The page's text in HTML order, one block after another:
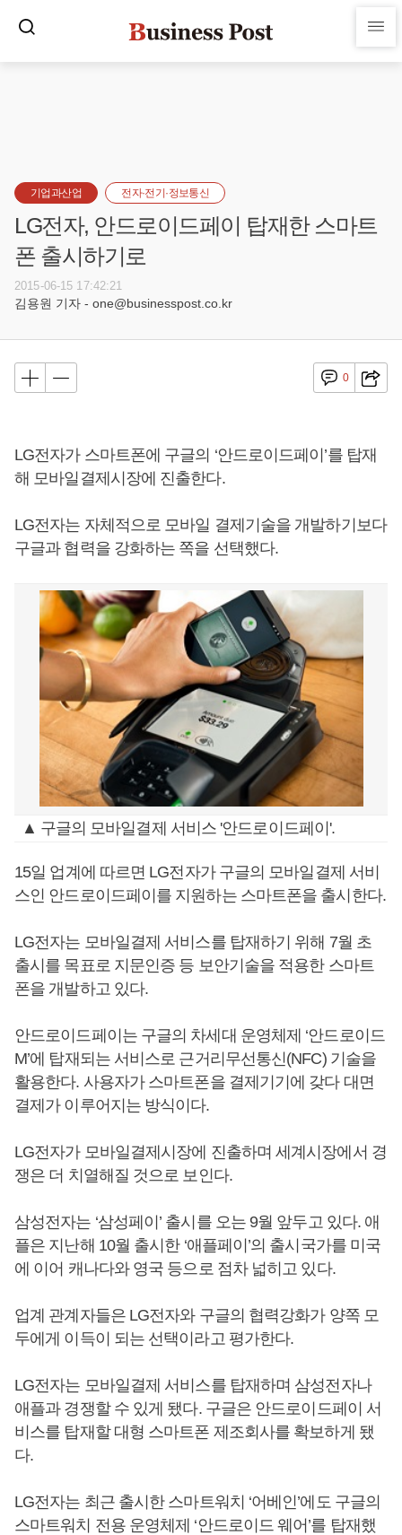
기업과산업 전자·전기·정보통신
LG전자, 안드로이드페이 탑재한 스마트
폰 출시하기로
2015-06-15 17:42:21
김용원 기자 - one@businesspost.co.kr
0
LG전자가 스마트폰에 구글의 ‘안드로이드페이’를 탑재
해 모바일결제시장에 진출한다.
LG전자는 자체적으로 모바일 결제기술을 개발하기보다
구글과 협력을 강화하는 쪽을 선택했다.
▲ 구글의 모바일결제 서비스 '안드로이드페이'.
15일 업계에 따르면 LG전자가 구글의 모바일결제 서비
스인 안드로이드페이를 지원하는 스마트폰을 출시한다.
LG전자는 모바일결제 서비스를 탑재하기 위해 7월 초
출시를 목표로 지문인증 등 보안기술을 적용한 스마트
폰을 개발하고 있다.
안드로이드페이는 구글의 차세대 운영체제 ‘안드로이드
M’에 탑재되는 서비스로 근거리무선통신(NFC) 기술을
활용한다. 사용자가 스마트폰을 결제기기에 갖다 대면
결제가 이루어지는 방식이다.
LG전자가 모바일결제시장에 진출하며 세계시장에서 경
쟁은 더 치열해질 것으로 보인다.
삼성전자는 ‘삼성페이’ 출시를 오는 9월 앞두고 있다. 애
플은 지난해 10월 출시한 ‘애플페이’의 출시국가를 미국
에 이어 캐나다와 영국 등으로 점차 넓히고 있다.
업계 관계자들은 LG전자와 구글의 협력강화가 양쪽 모
두에게 이득이 되는 선택이라고 평가한다.
LG전자는 모바일결제 서비스를 탑재하며 삼성전자나
애플과 경쟁할 수 있게 됐다. 구글은 안드로이드페이 서
비스를 탑재할 대형 스마트폰 제조회사를 확보하게 됐
다.
LG전자는 최근 출시한 스마트워치 ‘어베인’에도 구글의
스마트워치 전용 운영체제 ‘안드로이드 웨어’를 탑재했